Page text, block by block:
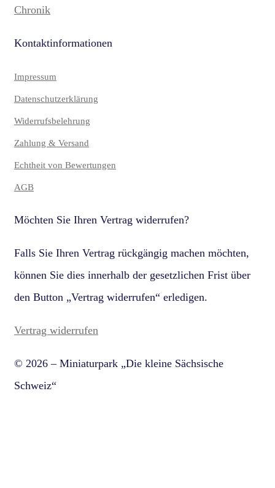
Chronik
Kontaktinformationen
Impressum
Datenschutzerklärung
Widerrufsbelehrung
Zahlung & Versand
Echtheit von Bewertungen
AGB
Möchten Sie Ihren Vertrag widerrufen?
Falls Sie Ihren Vertrag rückgängig machen möchten,
können Sie dies innerhalb der gesetzlichen Frist über
den Button „Vertrag widerrufen“ erledigen.
Vertrag widerrufen
© 2026 – Miniaturpark „Die kleine Sächsische
Schweiz“